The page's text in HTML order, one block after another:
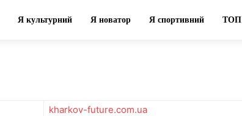
Я культурний Я новатор Я спортивний ТОП
kharkov-future.com.ua